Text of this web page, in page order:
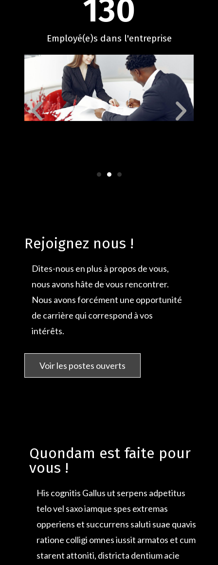
Employé(e)s dans l'entreprise
130
nous avons hâte de vous rencontrer.
Nous avons forcément une opportunité
de carrière qui correspond à vos
intérêts.
Voir les postes ouverts
His cognitis Gallus ut serpens adpetitus
telo vel saxo iamque spes extremas
ratione colligi omnes iussit armatos et cum
starent attoniti, districta dentium acie
stridens adeste inquit viri fortes mihi
periclitanti vobiscum.